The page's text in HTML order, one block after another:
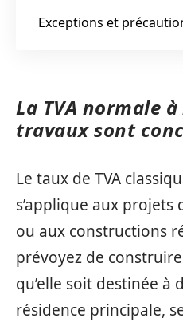
Exceptions et
La TVA normale
travaux sont
Le taux de TVA
s’applique aux
ou aux constructions
prévoyez de
qu’elle soit destinée à
résidence principale,